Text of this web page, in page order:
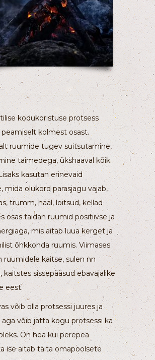
kodukoristuse protsess
kolmest osast.
ruumide tugev suitsutamine,
taimedega, ükshaaval kõik
kasutan erinevaid
mida olukord parasjagu vajab,
trumm, hääl, loitsud, kellad
osas täidan ruumid positiivse ja
mis aitab luua kerget ja
õhkkonda ruumis. Viimases
ruumidele kaitse, sulen nn
kaitstes sissepääsud ebavajalike
eest.
võib olla protsessi juures ja
aga võib jätta kogu protsessi ka
On hea kui perepea
ise aitab täita omapoolsete